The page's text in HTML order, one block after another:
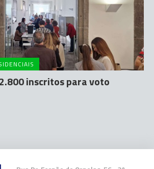
inscritos para voto